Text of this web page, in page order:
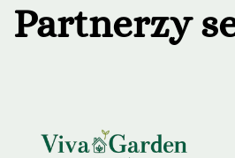
Partnerzy